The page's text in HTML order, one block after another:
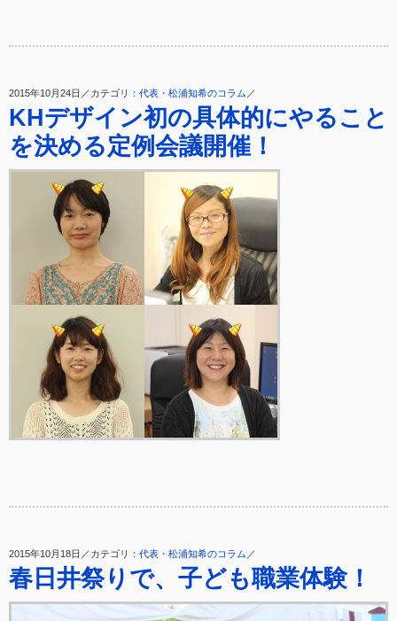
2015年10月24日／カテゴリ： 代表・松浦知希のコラム ／
KHデザイン初の具体的にやること
を決める定例会議開催！
2015年10月18日／カテゴリ： 代表・松浦知希のコラム ／
春日井祭りで、子ども職業体験！